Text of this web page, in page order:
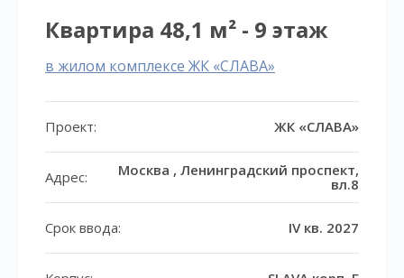
Квартира 48,1 м² - 9 этаж
в жилом комплексе ЖК «СЛАВА»
Проект: ЖК «СЛАВА»
Адрес:
Москва , Ленинградский проспект,
вл.8
Срок ввода: IV кв. 2027